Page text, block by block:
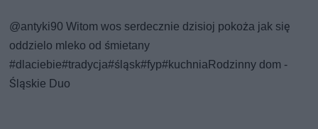
@antyki90 Witom wos serdecznie dzisioj pokoża jak się
oddzielo mleko od śmietany
#dlaciebie#tradycja#śląsk#fyp#kuchniaRodzinny dom -
Śląskie Duo